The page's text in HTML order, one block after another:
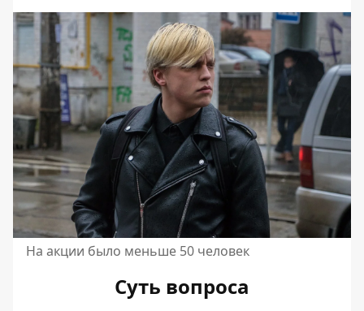
На акции было меньше 50 человек
Суть вопроса